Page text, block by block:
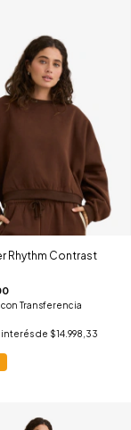
Rhythm Contrast
con Transferencia
interés de $14.998,33